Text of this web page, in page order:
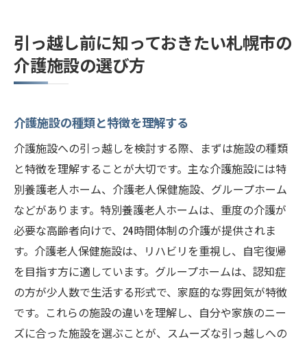
引っ越し前に知っておきたい札幌市の
介護施設の選び方
介護施設の種類と特徴を理解する
介護施設への引っ越しを検討する際、まずは施設の種類
と特徴を理解することが大切です。主な介護施設には特
別養護老人ホーム、介護老人保健施設、グループホーム
などがあります。特別養護老人ホームは、重度の介護が
必要な高齢者向けで、24時間体制の介護が提供されま
す。介護老人保健施設は、リハビリを重視し、自宅復帰
を目指す方に適しています。グループホームは、認知症
の方が少人数で生活する形式で、家庭的な雰囲気が特徴
です。これらの施設の違いを理解し、自分や家族のニー
ズに合った施設を選ぶことが、スムーズな引っ越しへの